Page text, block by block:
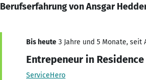
Berufserfahrung von Ansgar
Bis heute 3 Jahre und 5 Monate, seit
Entrepeneur in Residence
ServiceHero